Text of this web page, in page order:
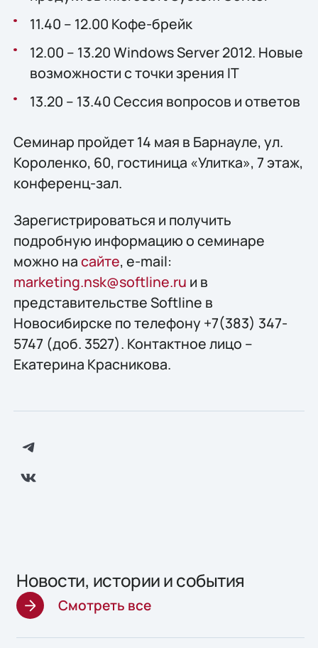
11.40 – 12.00 Кофе-брейк
12.00 – 13.20 Windows Server 2012. Новые
возможности с точки зрения IT
13.20 – 13.40 Сессия вопросов и ответов
Семинар пройдет 14 мая в Барнауле, ул.
Короленко, 60, гостиница «Улитка», 7 этаж,
конференц-зал.
Зарегистрироваться и получить
подробную информацию о семинаре
можно насайте, e-mail:
marketing.nsk@softline.ru и в
представительстве Softline в
Новосибирске по телефону +7(383) 347-
5747 (доб. 3527). Контактное лицо –
Екатерина Красникова.
Новости, истории и события
Смотреть все